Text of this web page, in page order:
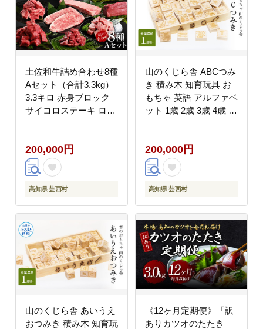
土佐和牛詰め合わせ8種
Aセット（合計3.3kg）
3.3キロ 赤身ブロック
サイコロステーキ ロー
特選 赤身 牛肉 和牛 国
産 エイジング工法 熟成
肉
200,000円
高知県 芸西村
山のくじら舎 ABCつみ
き 積み木 知育玩具 お
もちゃ 英語 アルファベ
ット 1歳 2歳 3歳 4歳 ギ
出産祝い 誕生日祝い の
し 熨斗対応 高知県産
200,000円
高知県 芸西村
山のくじら舎 あいうえ
おつみき 積み木 知育玩
《12ヶ月定期便》「訳
ありカツオのたたき